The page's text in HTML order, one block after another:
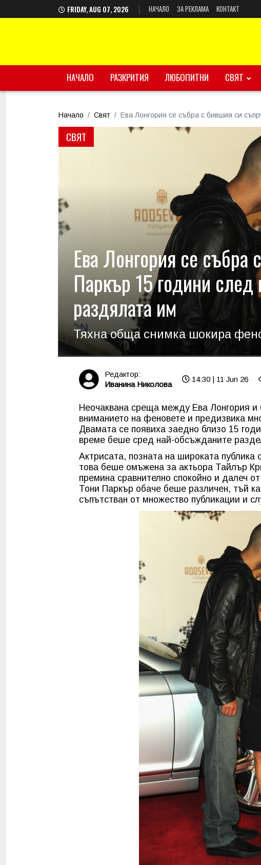
FRIDAY, AUG 07, 2026 НАЧАЛО ЗА РЕКЛАМА КОНТАКТ
НАЧАЛО РАЗКРИТИЯ ЛЮБОПИТНИ СВЯТ
Начало Свят Ева Лонгория се събра с бившия си
СВЯТ
Ева Лонгория се събра
Паркър 15 години след
раздялата им
Тяхна обща снимка шокира
Редактор:
Иванина Николова
14:30 | 11 Jun 26
Неочаквана среща между Ева Лонгория
вниманието на феновете и предизвика
Двамата се появиха заедно близо 15
време беше сред най-обсъжданите
Актрисата, позната на широката публика
това беше омъжена за актьора Тайлър
премина сравнително спокойно и далеч
Тони Паркър обаче беше различен, тъй
съпътстван от множество публикации и